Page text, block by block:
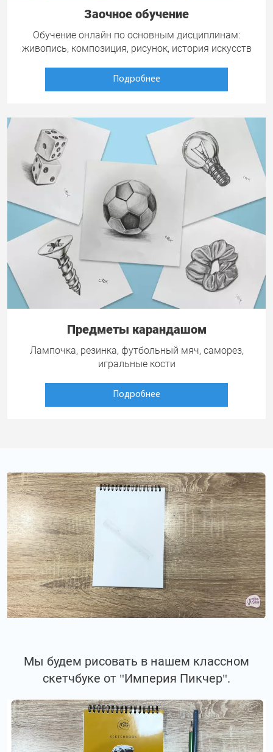
Заочное обучение
Обучение онлайн по основным дисциплинам:
живопись, композиция, рисунок, история искусств
Подробнее
Предметы карандашом
Лампочка, резинка, футбольный мяч, саморез,
игральные кости
Подробнее
Мы будем рисовать в нашем классном
скетчбуке от "Империя Пикчер".